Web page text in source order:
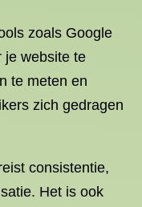
zoals Google
je website te
te meten en
zich gedragen
consistentie,
Het is ook